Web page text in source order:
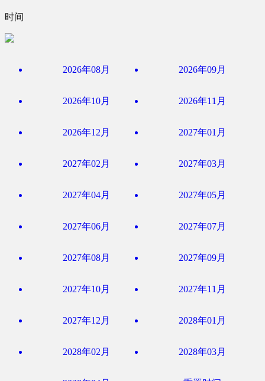
时间
2026年08月 2026年09月
2026年10月 2026年11月
2026年12月 2027年01月
2027年02月 2027年03月
2027年04月 2027年05月
2027年06月 2027年07月
2027年08月 2027年09月
2027年10月 2027年11月
2027年12月 2028年01月
2028年02月 2028年03月